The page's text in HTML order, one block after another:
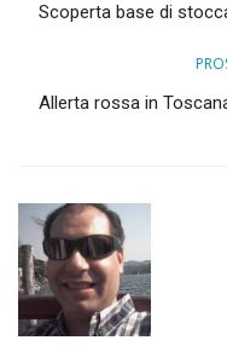
Scoperta base di
Allerta rossa in